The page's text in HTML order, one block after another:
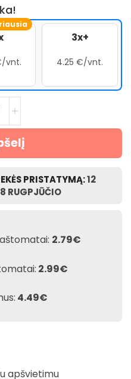
vnt.
3x+
4.25 €/vnt.
PRISTATYMĄ:12
RUGPJŪČIO
2.79€
2.99€
4.49€
apšvietimu